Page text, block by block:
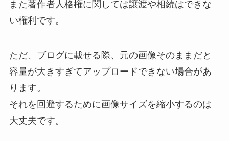
また著作者人格権に関しては譲渡や相続はできな
い権利です。
ただ、ブログに載せる際、元の画像そのままだと
容量が大きすぎてアップロードできない場合があ
ります。
それを回避するために画像サイズを縮小するのは
大丈夫です。